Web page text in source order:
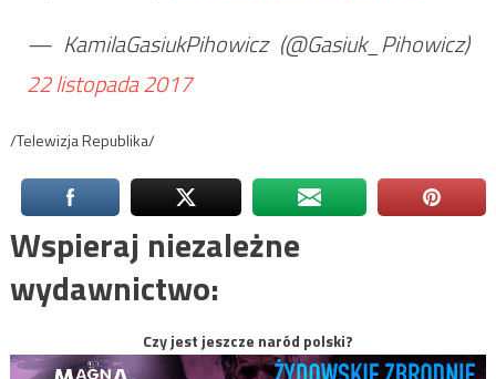
— KamilaGasiukPihowicz (@Gasiuk_Pihowicz)
22 listopada 2017
/Telewizja Republika/
Wspieraj niezależne
wydawnictwo:
Czy jest jeszcze naród polski?